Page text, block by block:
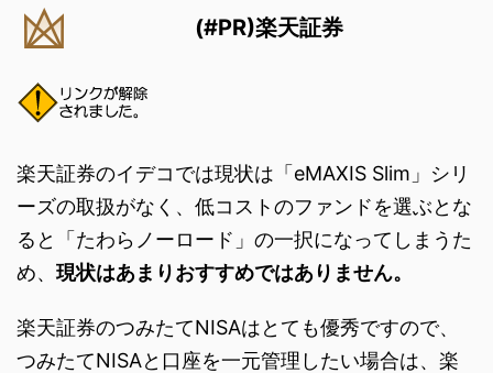
(#PR)楽天証券
楽天証券のイデコでは現状は「eMAXIS Slim」シリ
ーズの取扱がなく、低コストのファンドを選ぶとな
ると「たわらノーロード」の一択になってしまうた
め、 現状はあまりおすすめではありません。
楽天証券のつみたてNISAはとても優秀ですので、
つみたてNISAと口座を一元管理したい場合は、楽